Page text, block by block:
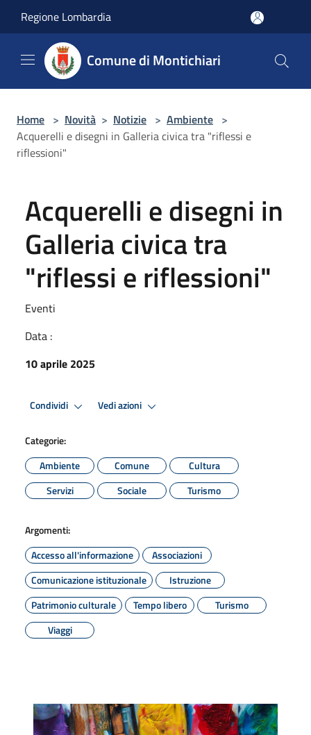
Regione Lombardia
Comune di Montichiari
Home > Novità > Notizie > Ambiente >
Acquerelli e disegni in Galleria civica tra "riflessi e
riflessioni"
Acquerelli e disegni in
Galleria civica tra
"riflessi e riflessioni"
Eventi
Data :
10 aprile 2025
Condividi Vedi azioni
Categorie:
Ambiente
Comune
Cultura
Servizi
Sociale Turismo
Argomenti:
Accesso all'informazione
Associazioni
Comunicazione istituzionale
Istruzione
Patrimonio culturale
Tempo libero
Turismo
Viaggi